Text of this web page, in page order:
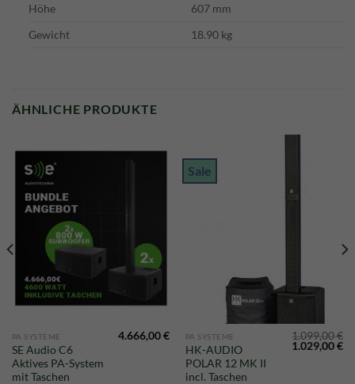
Höhe
607 mm
Gewicht
18.90 kg
ÄHNLICHE PRODUKTE
PA SYSTEME
SE Audio C6
Aktives PA-System
mit Taschen
4.666,00€
Sale
PA SYSTEME
HK-AUDIO
POLAR 12 MK II
incl. Taschen
1.099,00€
1.029,00€
€.